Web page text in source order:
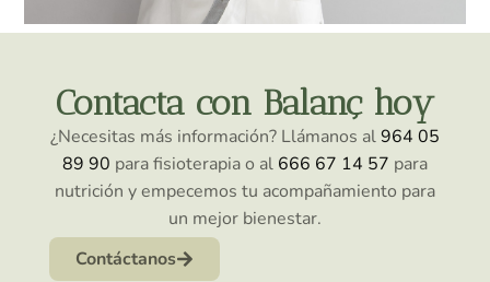
Contacta con Balanç hoy
¿Necesitas más información? Llámanos al964 05
89 90 para fisioterapia o al 666 67 14 57 para
nutrición y empecemos tu acompañamiento para
un mejor bienestar.
Contáctanos